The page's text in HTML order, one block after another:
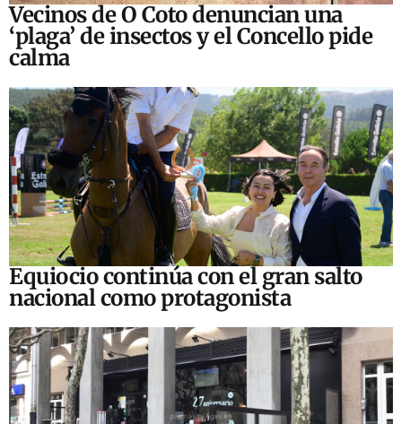
Vecinos de O Coto denuncian una
‘plaga’ de insectos y el Concello pide
calma
Equiocio continúa con el gran salto
nacional como protagonista